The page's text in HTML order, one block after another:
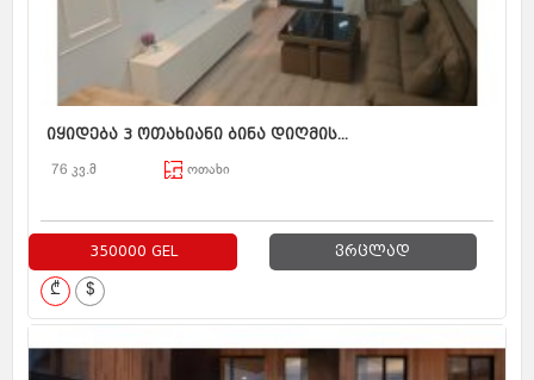
იყიდება 3 ოთახიანი ბინა დიღმის...
76 კვ.მ ოთახი
350000 GEL ვრცლად
₾ $